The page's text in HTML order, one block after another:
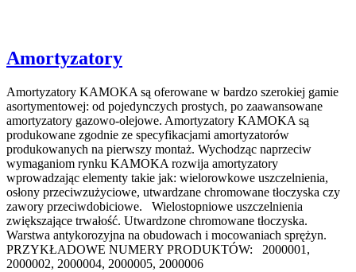
Amortyzatory
Amortyzatory KAMOKA są oferowane w bardzo szerokiej gamie
asortymentowej: od pojedynczych prostych, po zaawansowane
amortyzatory gazowo-olejowe. Amortyzatory KAMOKA są
produkowane zgodnie ze specyfikacjami amortyzatorów
produkowanych na pierwszy montaż. Wychodząc naprzeciw
wymaganiom rynku KAMOKA rozwija amortyzatory
wprowadzając elementy takie jak: wielorowkowe uszczelnienia,
osłony przeciwzużyciowe, utwardzane chromowane tłoczyska czy
zawory przeciwdobiciowe. Wielostopniowe uszczelnienia
zwiększające trwałość. Utwardzone chromowane tłoczyska.
Warstwa antykorozyjna na obudowach i mocowaniach sprężyn.
PRZYKŁADOWE NUMERY PRODUKTÓW: 2000001,
2000002, 2000004, 2000005, 2000006